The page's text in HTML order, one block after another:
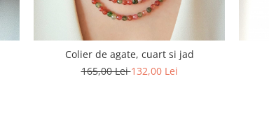
Colier de agate, cuart si jad
165,00 Lei132,00 Lei